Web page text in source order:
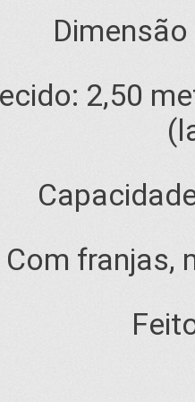
2,50
Com franjas,